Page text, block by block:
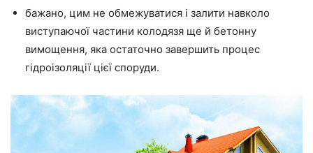
бажано, цим не обмежуватися і залити навколо
виступаючої частини колодязя ще й бетонну
вимощення, яка остаточно завершить процес
гідроізоляції цієї споруди.